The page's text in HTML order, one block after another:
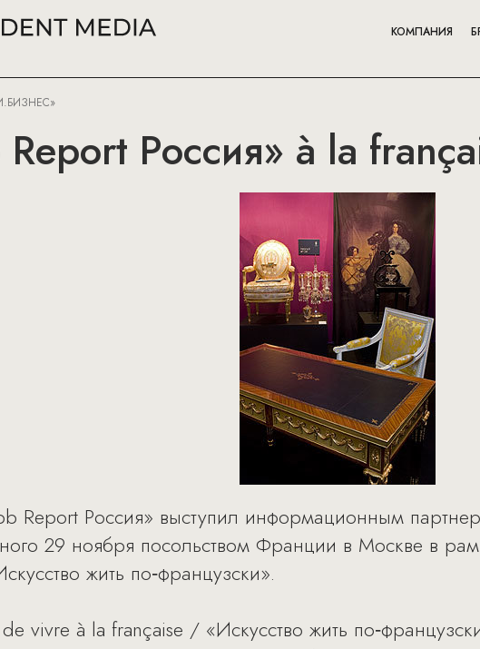
КОМПАНИЯ
Россия» à la
Report Россия» выступил информационным
29 ноября посольством Франции в Москве в
жить по‑французски».
vivre à la française / «Искусство жить